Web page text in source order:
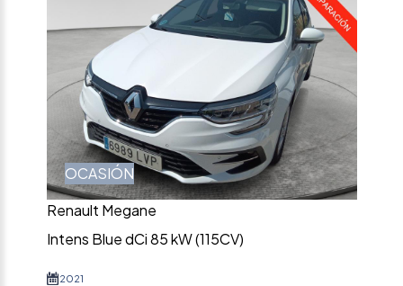
OCASIÓN
Renault Megane
Intens Blue dCi 85 kW (115CV)
2021